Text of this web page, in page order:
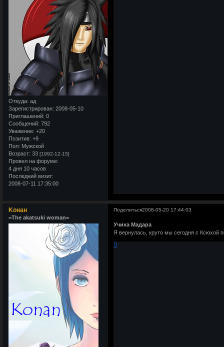
Откуда: ад
Зарегистрирован: 2008-05-10
Приглашений: 0
Сообщений: 792
Уважение: +20
Позитив: +9
Пол: Мужской
Возраст: 33 [1992-12-15]
Провел на форуме:
4 дня 10 часов
Последний визит:
2008-07-11 17:35:00
Поделиться2008-05-20 17:44:03
Kонан
=The akatsuki woman=
Учиха Мадара
Я вернулась, круто мы сегодня с Ксюхой
0